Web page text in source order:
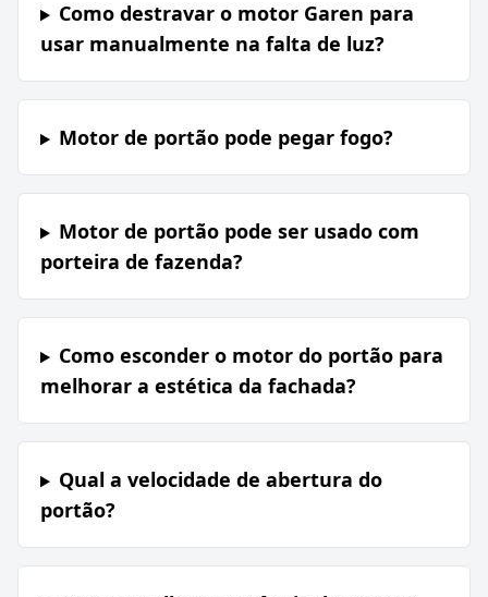
Como destravar o motor Garen para
usar manualmente na falta de luz?
Motor de portão pode pegar fogo?
Motor de portão pode ser usado com
porteira de fazenda?
Como esconder o motor do portão para
melhorar a estética da fachada?
Qual a velocidade de abertura do
portão?